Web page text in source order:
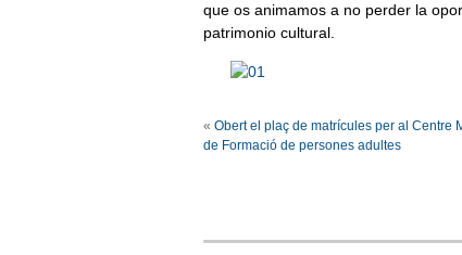
que os animamos a no perder la
patrimonio cultural.
« Obert el plaç de matrícules per al Centre
de Formació de persones adultes